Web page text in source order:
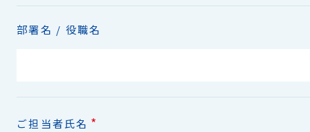
部署名 / 役職名
ご担当者氏名 *